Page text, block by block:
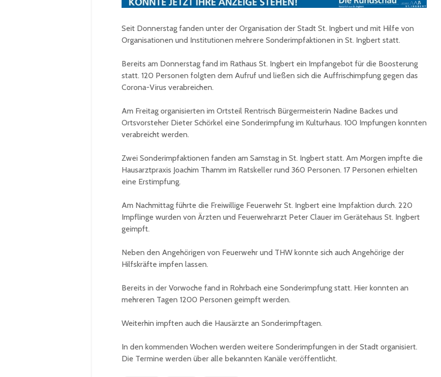
Seit Donnerstag fanden unter der Organisation der Stadt St. Ingbert und mit Hilfe von
Organisationen und Institutionen mehrere Sonderimpfaktionen in St. Ingbert statt.
Bereits am Donnerstag fand im Rathaus St. Ingbert ein Impfangebot für die Boosterung
statt. 120 Personen folgten dem Aufruf und ließen sich die Auffrischimpfung gegen das
Corona-Virus verabreichen.
Am Freitag organisierten im Ortsteil Rentrisch Bürgermeisterin Nadine Backes und
Ortsvorsteher Dieter Schörkel eine Sonderimpfung im Kulturhaus. 100 Impfungen konnten
verabreicht werden.
Zwei Sonderimpfaktionen fanden am Samstag in St. Ingbert statt. Am Morgen impfte die
Hausarztpraxis Joachim Thamm im Ratskeller rund 360 Personen. 17 Personen erhielten
eine Erstimpfung.
Am Nachmittag führte die Freiwillige Feuerwehr St. Ingbert eine Impfaktion durch. 220
Impflinge wurden von Ärzten und Feuerwehrarzt Peter Clauer im Gerätehaus St. Ingbert
geimpft.
Neben den Angehörigen von Feuerwehr und THW konnte sich auch Angehörige der
Hilfskräfte impfen lassen.
Bereits in der Vorwoche fand in Rohrbach eine Sonderimpfung statt. Hier konnten an
mehreren Tagen 1200 Personen geimpft werden.
Weiterhin impften auch die Hausärzte an Sonderimpftagen.
In den kommenden Wochen werden weitere Sonderimpfungen in der Stadt organisiert.
Die Termine werden über alle bekannten Kanäle veröffentlicht.
Historische
dem Nachlass von Dr.
Karl Martin an die
Stadt St. Ingbert
Total Normal
Gebäude
unterzeichnet
Eisen Quirin: Ein Stück
St. Ingberter
Stadt
Klima-
in